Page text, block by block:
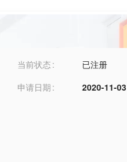
当前状态
已注册
申请日期
2020-11-03